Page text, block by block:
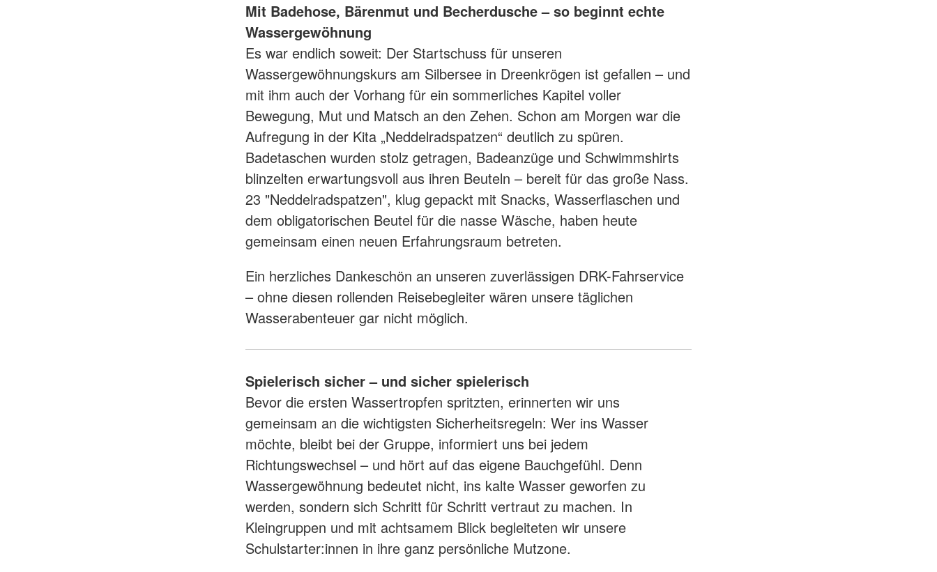
Mit Badehose, Bärenmut und Becherdusche – so beginnt echte
Wassergewöhnung
Es war endlich soweit: Der Startschuss für unseren
Wassergewöhnungskurs am Silbersee in Dreenkrögen ist gefallen – und
mit ihm auch der Vorhang für ein sommerliches Kapitel voller
Bewegung, Mut und Matsch an den Zehen. Schon am Morgen war die
Aufregung in der Kita „Neddelradspatzen“ deutlich zu spüren.
Badetaschen wurden stolz getragen, Badeanzüge und Schwimmshirts
blinzelten erwartungsvoll aus ihren Beuteln – bereit für das große Nass.
23 "Neddelradspatzen", klug gepackt mit Snacks, Wasserflaschen und
dem obligatorischen Beutel für die nasse Wäsche, haben heute
gemeinsam einen neuen Erfahrungsraum betreten.
Ein herzliches Dankeschön an unseren zuverlässigen DRK-Fahrservice
– ohne diesen rollenden Reisebegleiter wären unsere täglichen
Wasserabenteuer gar nicht möglich.
Spielerisch sicher – und sicher spielerisch
Bevor die ersten Wassertropfen spritzten, erinnerten wir uns
gemeinsam an die wichtigsten Sicherheitsregeln: Wer ins Wasser
möchte, bleibt bei der Gruppe, informiert uns bei jedem
Richtungswechsel – und hört auf das eigene Bauchgefühl. Denn
Wassergewöhnung bedeutet nicht, ins kalte Wasser geworfen zu
werden, sondern sich Schritt für Schritt vertraut zu machen. In
Kleingruppen und mit achtsamem Blick begleiteten wir unsere
Schulstarter:innen in ihre ganz persönliche Mutzone.